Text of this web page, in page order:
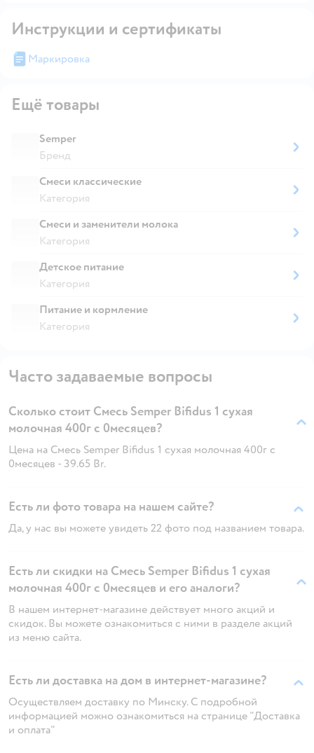
Инструкции и сертификаты
Маркировка
Ещё товары
Semper
Бренд
Смеси классические
Категория
Смеси и заменители молока
Категория
Детское питание
Категория
Питание и кормление
Категория
Часто задаваемые вопросы
Сколько стоит Смесь Semper Bifidus 1 сухая
молочная 400г с 0месяцев?
Цена на Смесь Semper Bifidus 1 сухая молочная 400г с
0месяцев - 39.65 Br.
Есть ли фото товара на нашем сайте?
Да, у нас вы можете увидеть 22 фото под названием товара.
Есть ли скидки на Смесь Semper Bifidus 1 сухая
молочная 400г с 0месяцев и его аналоги?
В нашем интернет-магазине действует много акций и
скидок. Вы можете ознакомиться с ними в разделе акций
из меню сайта.
Есть ли доставка на дом в интернет-магазине?
Осуществляем доставку по Минску. С подробной
информацией можно ознакомиться на странице "Доставка
и оплата"